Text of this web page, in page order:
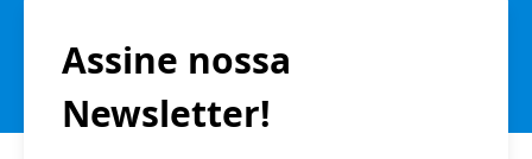
Assine nossa
Newsletter!